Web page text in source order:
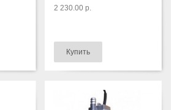
2 230.00 р.